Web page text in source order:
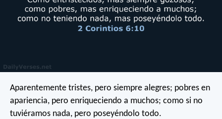
Aparentemente tristes, pero siempre alegres; pobres en
apariencia, pero enriqueciendo a muchos; como si no
tuviéramos nada, pero poseyéndolo todo.